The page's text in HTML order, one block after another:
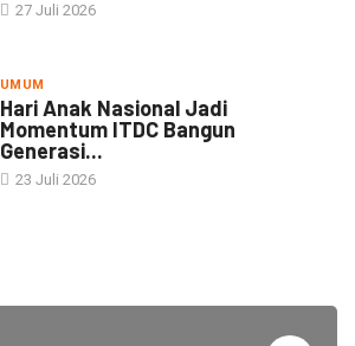
27 Juli 2026
UMUM
Hari Anak Nasional Jadi
Momentum ITDC Bangun
Generasi...
23 Juli 2026